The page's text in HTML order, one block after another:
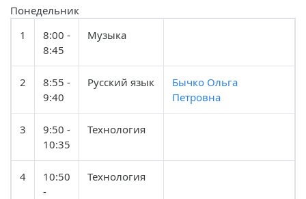
Понедельник
1
8:00 -
8:45
Музыка
2
8:55 -
9:40
Русский язык
Бычко Ольга
Петровна
3
9:50 -
10:35
Технология
4
10:50
-
Технология